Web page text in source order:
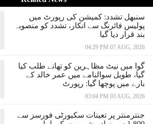
سنبھل تشدد: کمیشن کی رپورٹ میں
پولیس فائرنگ سے انکار، تشدد کو منصوبہ
بند قرار دیا گیا
04:29 PM 07 AUG, 2026
گوا میں نیٹ مظاہرین کو تھانے طلب کیا
گیا، طویل سوالنامے میں عمر خالد کے
بارے میں پوچھا گیا: رپورٹ
03:04 PM 03 AUG, 2026
جنترمنتر پر تعینات سکیورٹی فورسز سے